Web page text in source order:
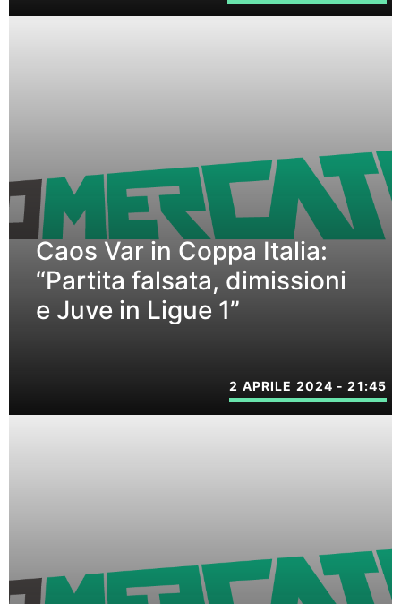
Caos Var in Coppa Italia:
“Partita falsata, dimissioni
e Juve in Ligue 1”
2 APRILE 2024 - 21:45